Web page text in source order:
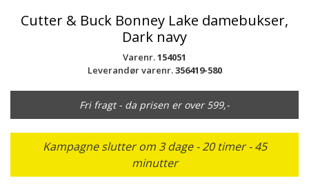
Cutter & Buck Bonney Lake damebukser,
Dark navy
Varenr.154051
Leverandør varenr.356419-580
Fri fragt - da prisen er over 599,-
Kampagne slutter om 3 dage - 20 timer - 45
minutter